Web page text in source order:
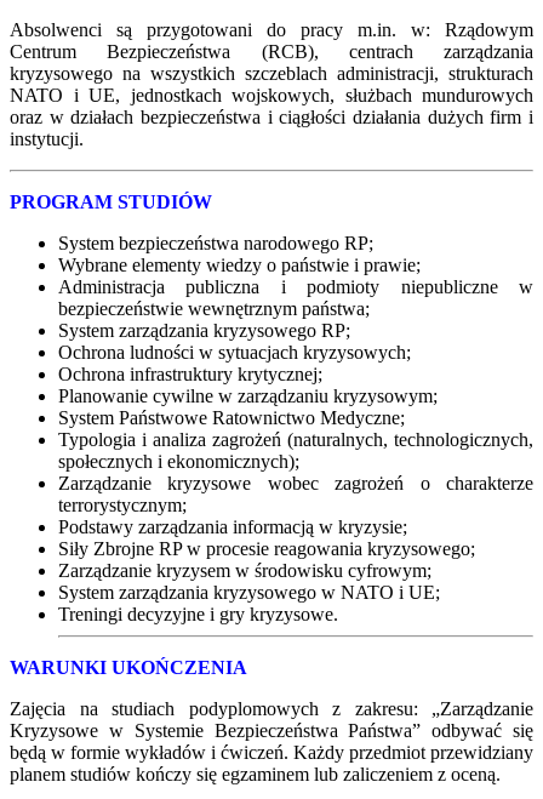
Absolwenci są przygotowani do pracy m.in. w: Rządowym
Centrum Bezpieczeństwa (RCB), centrach zarządzania
kryzysowego na wszystkich szczeblach administracji, strukturach
NATO i UE, jednostkach wojskowych, służbach mundurowych
oraz w działach bezpieczeństwa i ciągłości działania dużych firm i
instytucji.
PROGRAM STUDIÓW
System bezpieczeństwa narodowego RP;
Wybrane elementy wiedzy o państwie i prawie;
Administracja publiczna i podmioty niepubliczne w
bezpieczeństwie wewnętrznym państwa;
System zarządzania kryzysowego RP;
Ochrona ludności w sytuacjach kryzysowych;
Ochrona infrastruktury krytycznej;
Planowanie cywilne w zarządzaniu kryzysowym;
System Państwowe Ratownictwo Medyczne;
Typologia i analiza zagrożeń (naturalnych, technologicznych,
społecznych i ekonomicznych);
Zarządzanie kryzysowe wobec zagrożeń o charakterze
terrorystycznym;
Podstawy zarządzania informacją w kryzysie;
Siły Zbrojne RP w procesie reagowania kryzysowego;
Zarządzanie kryzysem w środowisku cyfrowym;
System zarządzania kryzysowego w NATO i UE;
Treningi decyzyjne i gry kryzysowe.
WARUNKI UKOŃCZENIA
Zajęcia na studiach podyplomowych z zakresu: „Zarządzanie
Kryzysowe w Systemie Bezpieczeństwa Państwa” odbywać się
będą w formie wykładów i ćwiczeń. Każdy przedmiot przewidziany
planem studiów kończy się egzaminem lub zaliczeniem z oceną.